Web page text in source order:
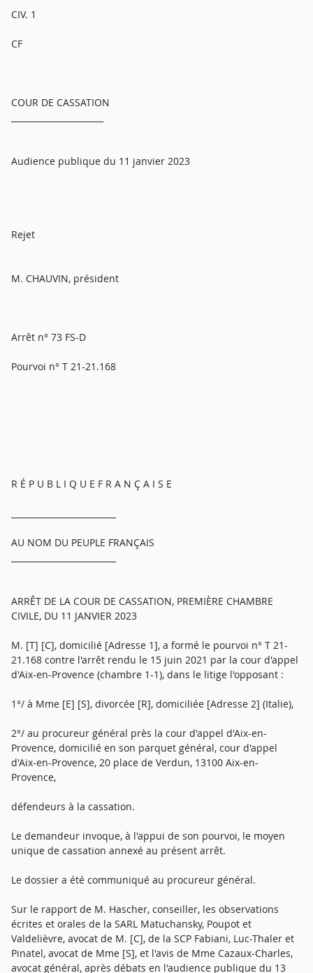
CIV. 1
CF
COUR DE CASSATION
Audience publique du 11 janvier 2023
Rejet
M. CHAUVIN, président
Arrêt n° 73 FS-D
Pourvoi n° T 21-21.168
R É P U B L I Q U E F R A N Ç A I S E
AU NOM DU PEUPLE FRANÇAIS
ARRÊT DE LA COUR DE CASSATION, PREMIÈRE CHAMBRE
CIVILE, DU 11 JANVIER 2023
M. [T] [C], domicilié [Adresse 1], a formé le pourvoi n° T 21-
21.168 contre l'arrêt rendu le 15 juin 2021 par la cour d'appel
d'Aix-en-Provence (chambre 1-1), dans le litige l'opposant :
1°/ à Mme [E] [S], divorcée [R], domiciliée [Adresse 2] (Italie),
2°/ au procureur général près la cour d'appel d'Aix-en-
Provence, domicilié en son parquet général, cour d'appel
d'Aix-en-Provence, 20 place de Verdun, 13100 Aix-en-
Provence,
défendeurs à la cassation.
Le demandeur invoque, à l'appui de son pourvoi, le moyen
unique de cassation annexé au présent arrêt.
Le dossier a été communiqué au procureur général.
Sur le rapport de M. Hascher, conseiller, les observations
écrites et orales de la SARL Matuchansky, Poupot et
Valdelièvre, avocat de M. [C], de la SCP Fabiani, Luc-Thaler et
Pinatel, avocat de Mme [S], et l'avis de Mme Cazaux-Charles,
avocat général, après débats en l'audience publique du 13